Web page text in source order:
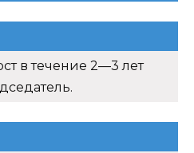
в течение 2—3 лет